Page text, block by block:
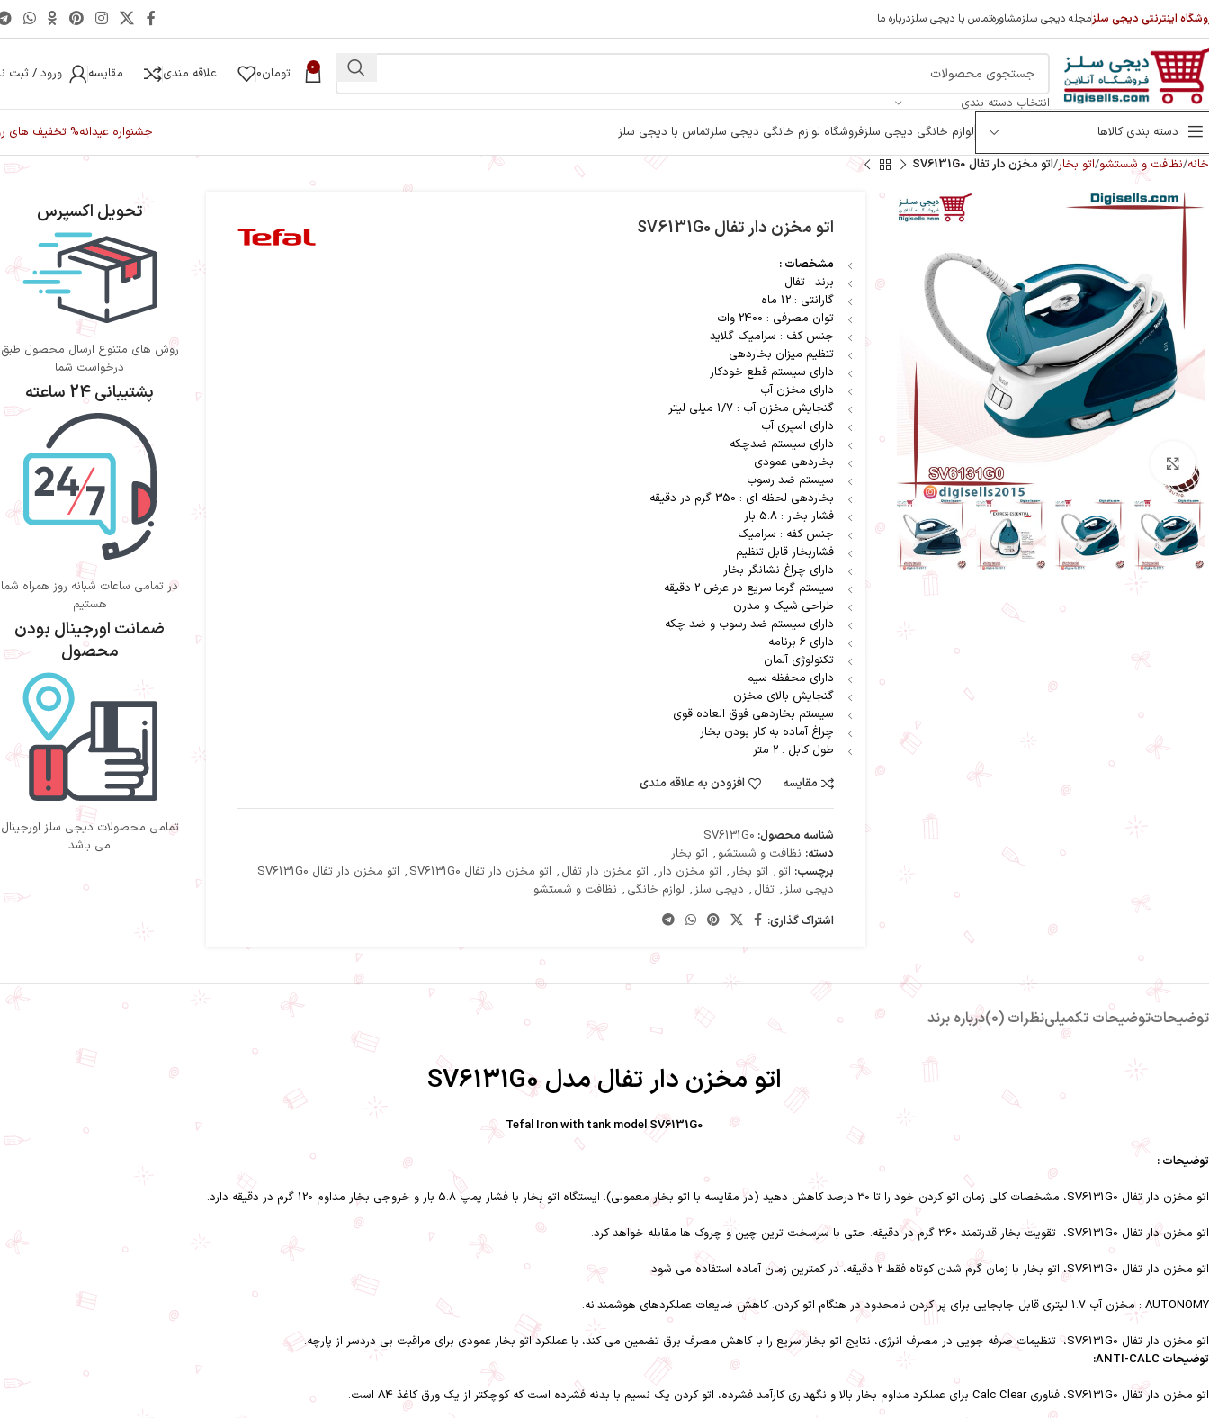
اینترنتی دیجی سلزمجله دیجی سلزمشاورهتماس با دیجی سلزدرباره ما
انتخاب دسته بندی
0 تومان0 علاقه مندی مقایسه ورود / ثبت
دسته بندی کالاها لوازم خانگی دیجی سلزفروشگاه لوازم خانگی دیجی سلزتماس با دیجی سلز جشنواره عیدانه% تخفیف های
خانه نظافت و شستشو اتو بخار اتو مخزن دار تفال SV6131G0
اتو مخزن دار تفال SV6131G0
مشخصات :
برند : تفال
گارانتی : 12 ماه
توان مصرفی : 2400 وات
جنس کف : سرامیک گلاید
تنظیم میزان بخاردهی
دارای سیستم قطع خودکار
دارای مخزن آب
گنجایش مخزن آب : 1/7 میلی لیتر
دارای اسپری آب
دارای سیستم ضدچکه
بخاردهی عمودی
سیستم ضد رسوب
بخاردهی لحظه ای : 350 گرم در دقیقه
فشار بخار : 5.8 بار
جنس کفه : سرامیک
فشاربخار قابل تنظیم
دارای چراغ نشانگر بخار
سیستم گرما سریع در عرض 2 دقیقه
طراحی شیک و مدرن
دارای سیستم ضد رسوب و ضد چکه
دارای 6 برنامه
تکنولوژی آلمان
دارای محفظه سیم
گنجایش بالای مخزن
سیستم بخاردهی فوق العاده قوی
چراغ آماده به کار بودن بخار
طول کابل : 2 متر
مقایسه
افزودن به علاقه مندی
شناسه محصول: SV6131G0
دسته: نظافت و شستشو , اتو بخار
برچسب: اتو , اتو بخار, اتو مخزن دار, اتو مخزن دار تفال , اتو مخزن دار تفال SV6131G0 ,
اتو مخزن دار تفال SV6131G0
دیجی سلز, تفال , دیجی سلز, لوازم خانگی , نظافت و شستشو
اشتراک گذاری:
تحویل اکسپرس
روش های متنوع ارسال محصول طبق
درخواست شما
پشتیبانی 24 ساعته
در تمامی ساعات شبانه روز همراه شما
هستیم
ضمانت اورجینال بودن
محصول
تمامی محصولات دیجی سلز اورجینال
می باشد
توضیحاتتوضیحات تکمیلینظرات (0) درباره برند
اتو مخزن دار تفال مدل SV6131G0
Tefal Iron with tank model SV6131G0
توضیحات :
اتو مخزن دار تفال SV6131G0، مشخصات کلی زمان اتو کردن خود را تا 30 درصد کاهش دهید (در مقایسه با اتو بخار معمولی). ایستگاه اتو بخار با فشار پمپ 5.8 بار و خروجی بخار مداوم 120 گرم در دقیقه دارد.
اتو مخزن دار تفال SV6131G0، تقویت بخار قدرتمند 360 گرم در دقیقه. حتی با سرسخت ترین چین و چروک ها مقابله خواهد کرد.
اتو مخزن دار تفال SV6131G0، اتو بخار با زمان گرم شدن کوتاه فقط 2 دقیقه، در کمترین زمان آماده استفاده می شود
AUTONOMY : مخزن آب 1.7 لیتری قابل جابجایی برای پر کردن نامحدود در هنگام اتو کردن. کاهش ضایعات عملکردهای هوشمندانه.
اتو مخزن دار تفال SV6131G0، تنظیمات صرفه جویی در مصرف انرژی، نتایج اتو بخار سریع را با کاهش مصرف برق تضمین می کند، با عملکرد اتو بخار عمودی برای مراقبت بی دردسر از پارچه.
توضیحات ANTI-CALC:
اتو مخزن دار تفال SV6131G0، فناوری Calc Clear برای عملکرد مداوم بخار بالا و نگهداری کارآمد فشرده، اتو کردن یک نسیم با بدنه فشرده است که کوچکتر از یک ورق کاغذ A4 است.